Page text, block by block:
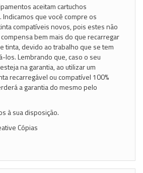
aceitam cartuchos
Indicamos que você compre os
compatíveis novos, pois estes não
bem mais do que recarregar
tinta, devido ao trabalho que se tem
los. Lembrando que, caso o seu
na garantia, ao utilizar um
recarregável ou compatível 100%
a garantia do mesmo pelo
à sua disposição.
Cópias